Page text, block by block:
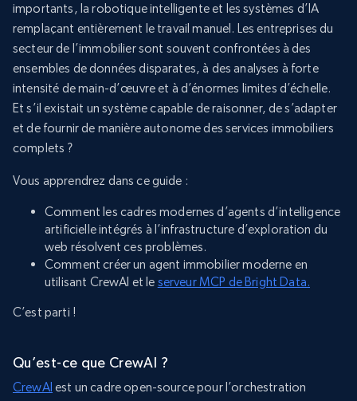
importants, la robotique intelligente et les systèmes d’IA
remplaçant entièrement le travail manuel. Les entreprises du
secteur de l’immobilier sont souvent confrontées à des
ensembles de données disparates, à des analyses à forte
intensité de main-d’œuvre et à d’énormes limites d’échelle.
Et s’il existait un système capable de raisonner, de s’adapter
et de fournir de manière autonome des services immobiliers
complets ?
Vous apprendrez dans ce guide :
Comment les cadres modernes d’agents d’intelligence
artificielle intégrés à l’infrastructure d’exploration du
web résolvent ces problèmes.
Comment créer un agent immobilier moderne en
utilisant CrewAI et le serveur MCP de Bright Data.
C’est parti !
Qu’est-ce que CrewAI ?
CrewAI est un cadre open-source pour l’orchestration